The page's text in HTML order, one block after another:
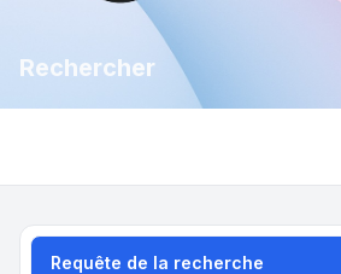
Rechercher
Requête de la recherche